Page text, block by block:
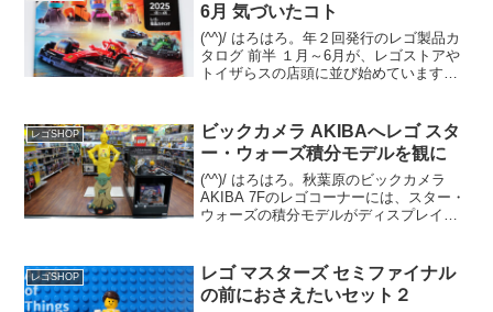
6月 気づいたコト
(^^)/ はろはろ。年２回発行のレゴ製品カ
タログ 前半 １月～6月が、レゴストアや
トイザらスの店頭に並び始めています。
が、近日中にレゴショップの「レゴ製品
カタ...
レゴSHOP
ビックカメラ AKIBAへレゴ スタ
ー・ウォーズ積分モデルを観に
(^^)/ はろはろ。秋葉原のビックカメラ
AKIBA 7Fのレゴコーナーには、スター・
ウォーズの積分モデルがディスプレイさ
リしたアニメ調の積分モデルではなく...
レゴSHOP
レゴ マスターズ セミファイナル
の前におさえたいセット２